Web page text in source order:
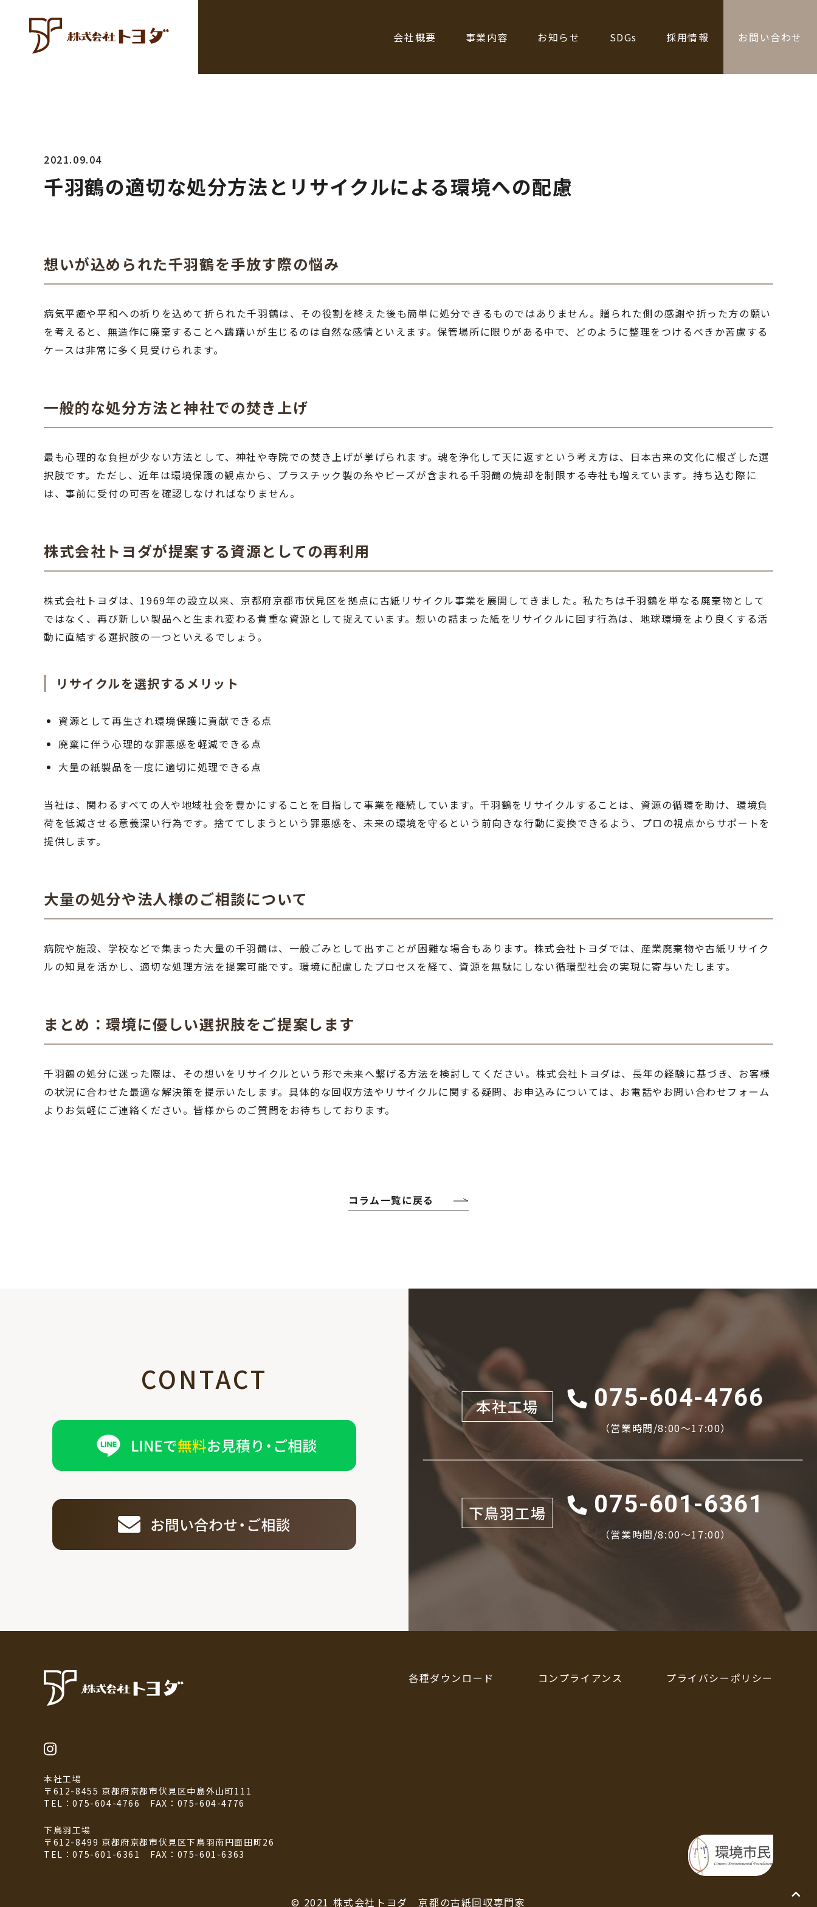
会社概要 事業内容 お知らせ SDGs 採用情報 お問い合わせ
2021.09.04
千羽鶴の適切な処分方法とリサイクルによる環境への配慮
想いが込められた千羽鶴を手放す際の悩み
病気平癒や平和への祈りを込めて折られた千羽鶴は、その役割を終えた後も簡単に処分できるものではありません。贈られた側の感謝や折った方の願い
を考えると、無造作に廃棄することへ躊躇いが生じるのは自然な感情といえます。保管場所に限りがある中で、どのように整理をつけるべきか苦慮する
ケースは非常に多く見受けられます。
一般的な処分方法と神社での焚き上げ
最も心理的な負担が少ない方法として、神社や寺院での焚き上げが挙げられます。魂を浄化して天に返すという考え方は、日本古来の文化に根ざした選
択肢です。ただし、近年は環境保護の観点から、プラスチック製の糸やビーズが含まれる千羽鶴の焼却を制限する寺社も増えています。持ち込む際に
は、事前に受付の可否を確認しなければなりません。
株式会社トヨダが提案する資源としての再利用
株式会社トヨダは、1969年の設立以来、京都府京都市伏見区を拠点に古紙リサイクル事業を展開してきました。私たちは千羽鶴を単なる廃棄物として
ではなく、再び新しい製品へと生まれ変わる貴重な資源として捉えています。想いの詰まった紙をリサイクルに回す行為は、地球環境をより良くする活
動に直結する選択肢の一つといえるでしょう。
リサイクルを選択するメリット
資源として再生され環境保護に貢献できる点
廃棄に伴う心理的な罪悪感を軽減できる点
大量の紙製品を一度に適切に処理できる点
当社は、関わるすべての人や地域社会を豊かにすることを目指して事業を継続しています。千羽鶴をリサイクルすることは、資源の循環を助け、環境負
荷を低減させる意義深い行為です。捨ててしまうという罪悪感を、未来の環境を守るという前向きな行動に変換できるよう、プロの視点からサポートを
提供します。
大量の処分や法人様のご相談について
病院や施設、学校などで集まった大量の千羽鶴は、一般ごみとして出すことが困難な場合もあります。株式会社トヨダでは、産業廃棄物や古紙リサイク
ルの知見を活かし、適切な処理方法を提案可能です。環境に配慮したプロセスを経て、資源を無駄にしない循環型社会の実現に寄与いたします。
まとめ：環境に優しい選択肢をご提案します
千羽鶴の処分に迷った際は、その想いをリサイクルという形で未来へ繋げる方法を検討してください。株式会社トヨダは、長年の経験に基づき、お客様
の状況に合わせた最適な解決策を提示いたします。具体的な回収方法やリサイクルに関する疑問、お申込みについては、お電話やお問い合わせフォーム
よりお気軽にご連絡ください。皆様からのご質問をお待ちしております。
コラム一覧に戻る
CONTACT
本社工場 075-604-4766
（営業時間/8:00〜17:00）
下鳥羽工場 075-601-6361
（営業時間/8:00〜17:00）
本社工場
〒612-8455 京都府京都市伏見区中島外山町111
TEL：075-604-4766
FAX：075-604-4776
下鳥羽工場
〒612-8499 京都府京都市伏見区下鳥羽南円面田町26
TEL：075-601-6361
FAX：075-601-6363
各種ダウンロード コンプライアンス プライバシーポリシー
© 2021 株式会社トヨダ 京都の古紙回収専門家